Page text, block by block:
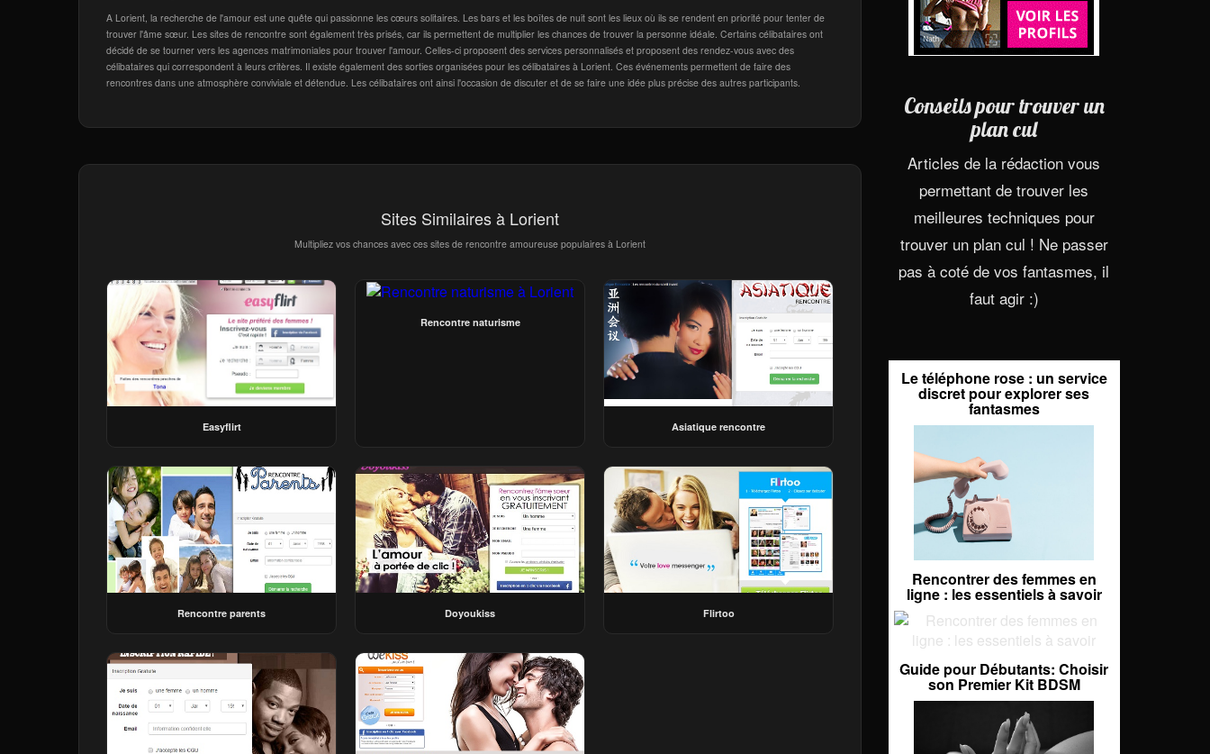
A Lorient, la recherche de l'amour est une quête qui passionne les cœurs solitaires. Les bars et les boîtes de nuit sont les lieux où ils se rendent en priorité pour tenter de
trouver l'âme sœur. Les sites de rencontre sont également très prisés, car ils permettent de multiplier les chances de trouver la personne idéale. Certains célibataires ont
décidé de se tourner vers les agences matrimoniales pour trouver l'amour. Celles-ci proposent des services personnalisés et proposent des rendez-vous avec des
célibataires qui correspondent à leurs critères. Il existe également des sorties organisées pour les célibataires à Lorient. Ces événements permettent de faire des
rencontres dans une atmosphère conviviale et détendue. Les célibataires ont ainsi l'occasion de discuter et de se faire une idée plus précise des autres participants.
Sites Similaires à Lorient
Multipliez vos chances avec ces sites de rencontre amoureuse populaires à Lorient
Easyflirt
Rencontre naturisme
Asiatique rencontre
Rencontre parents Doyoukiss Flirtoo
Conseils pour trouver un
plan cul
Articles de la rédaction vous
permettant de trouver les
meilleures techniques pour
trouver un plan cul ! Ne passer
pas à coté de vos fantasmes, il
faut agir :)
Le téléphone rose : un service
discret pour explorer ses
fantasmes
Rencontrer des femmes en
ligne : les essentiels à savoir
Guide pour Débutants: Choisir
son Premier Kit BDSM